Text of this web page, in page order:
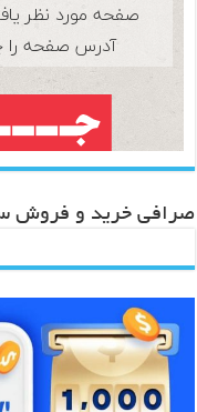
صرافی خرید و فروش